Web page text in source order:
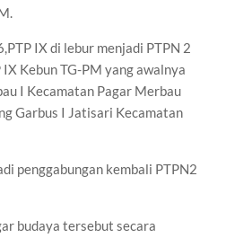
IX di lebur menjadi PTPN 2
Kebun TG-PM yang awalnya
I Kecamatan Pagar Merbau
Garbus I Jatisari Kecamatan
penggabungan kembali PTPN2
budaya tersebut secara